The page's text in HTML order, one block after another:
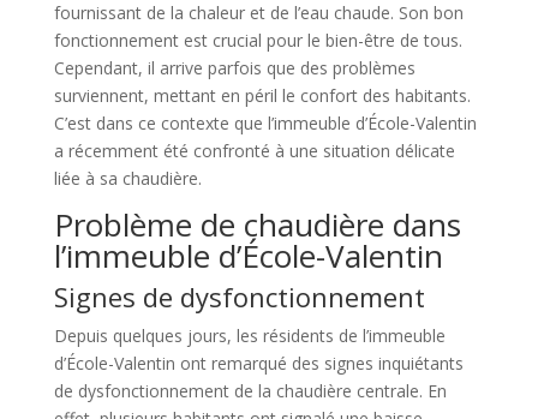
fournissant de la chaleur et de l’eau chaude. Son bon
fonctionnement est crucial pour le bien-être de tous.
Cependant, il arrive parfois que des problèmes
surviennent, mettant en péril le confort des habitants.
C’est dans ce contexte que l’immeuble d’École-Valentin
a récemment été confronté à une situation délicate
liée à sa chaudière.
Problème de chaudière dans
l’immeuble d’École-Valentin
Signes de dysfonctionnement
Depuis quelques jours, les résidents de l’immeuble
d’École-Valentin ont remarqué des signes inquiétants
de dysfonctionnement de la chaudière centrale. En